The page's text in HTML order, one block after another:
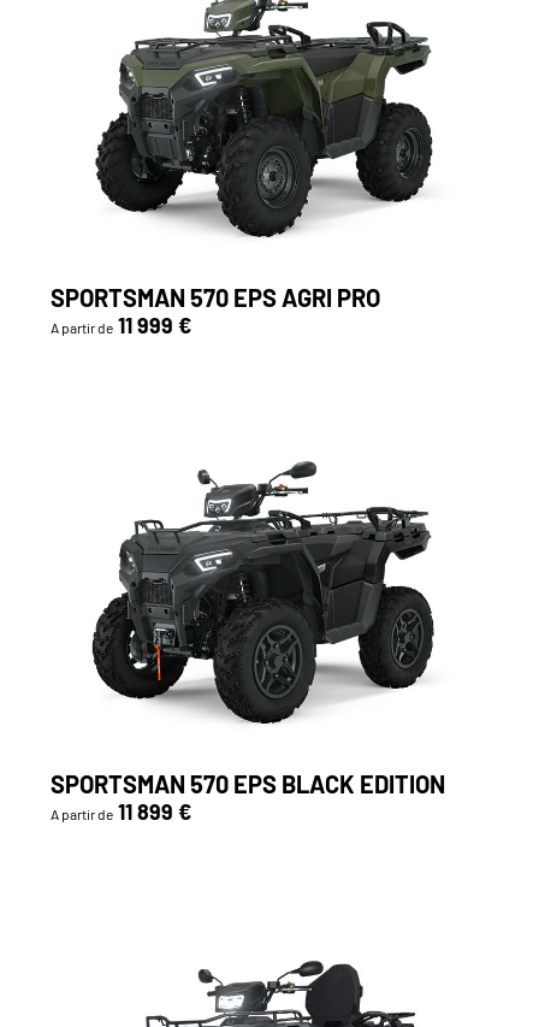
SPORTSMAN 570 EPS AGRI PRO
A partir de 11 999 €
SPORTSMAN 570 EPS BLACK EDITION
A partir de 11 899 €